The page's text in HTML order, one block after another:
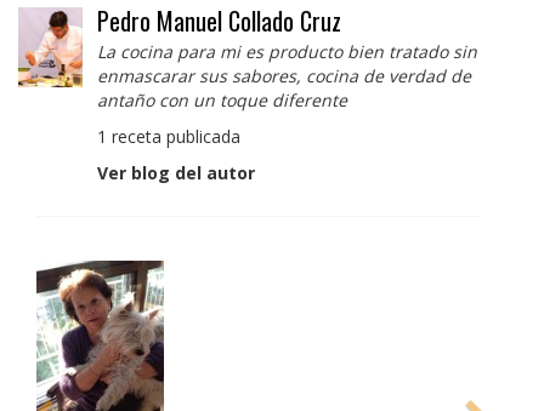
Pedro Manuel Collado Cruz
La cocina para mi es producto bien tratado sin
enmascarar sus sabores, cocina de verdad de
antaño con un toque diferente
1 receta publicada
Ver blog del autor